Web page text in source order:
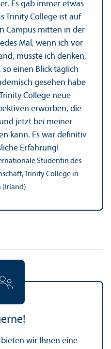
Es gab immer etwas
Trinity College ist auf
Campus mitten in der
Mal, wenn ich vor
musste ich denken,
einen Blick täglich
gesehen habe
College neue
erworben, die
jetzt bei meiner
kann. Es war definitiv
Erfahrung!
Studentin des
Trinity College in
(Irland)
bieten wir Ihnen eine